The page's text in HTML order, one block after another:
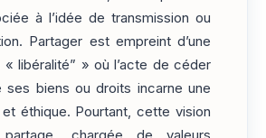
à l’idée de transmission ou
Partager est empreint d’une
« libéralité” » où l’acte de céder
ses biens ou droits incarne une
éthique. Pourtant, cette vision